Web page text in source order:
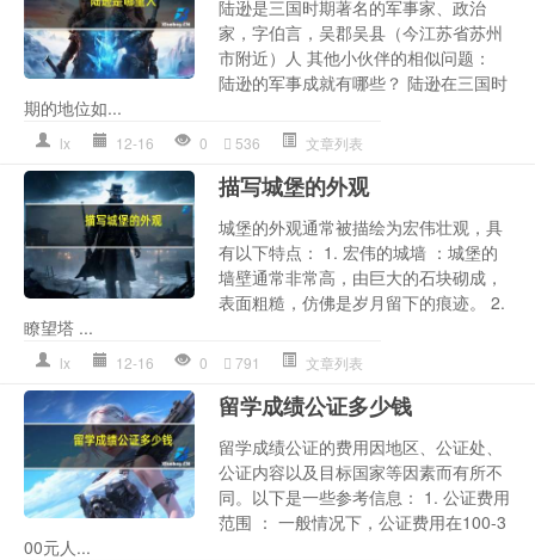
陆逊是三国时期著名的军事家、政治
家，字伯言，吴郡吴县（今江苏省苏州
市附近）人 其他小伙伴的相似问题：
陆逊的军事成就有哪些？ 陆逊在三国时
期的地位如...
lx 12-16 0 536 文章列表
描写城堡的外观
城堡的外观通常被描绘为宏伟壮观，具
有以下特点： 1. 宏伟的城墙 ：城堡的
墙壁通常非常高，由巨大的石块砌成，
表面粗糙，仿佛是岁月留下的痕迹。 2.
瞭望塔 ...
lx 12-16 0 791 文章列表
留学成绩公证多少钱
留学成绩公证的费用因地区、公证处、
公证内容以及目标国家等因素而有所不
同。以下是一些参考信息： 1. 公证费用
范围 ： 一般情况下，公证费用在100-3
00元人...